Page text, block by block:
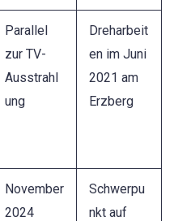
Parallel
zur TV-
Ausstrahl
ung
Dreharbeit
en im Juni
2021 am
Erzberg
November
2024
Schwerpu
nkt auf